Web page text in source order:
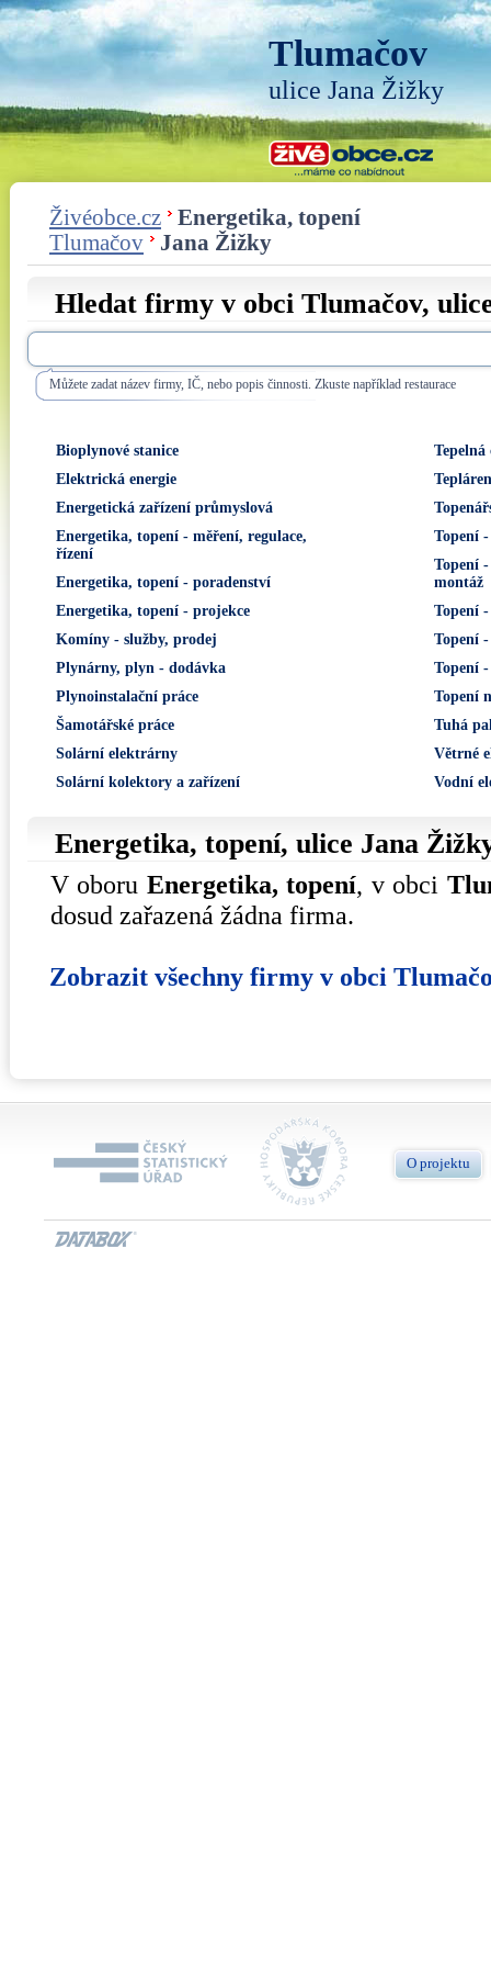
Tlumačov
ulice Jana Žižky
Živéobce.cz
Energetika, topení
Tlumačov
Jana Žižky
Hledat firmy v obci Tlumačov,
Můžete zadat název firmy, IČ, nebo popis činnosti. Zkuste například restaurace
Bioplynové stanice
Elektrická energie
Energetická zařízení průmyslová
Energetika, topení - měření, regulace,
řízení
Energetika, topení - poradenství
Energetika, topení - projekce
Komíny - služby, prodej
Plynárny, plyn - dodávka
Plynoinstalační práce
Šamotářské práce
Solární elektrárny
Solární kolektory a zařízení
Tepelná
Topení
Topení
montáž
Topení
Topení
Topení
Topení
Tuhá
Větrné
Vodní
Energetika, topení, ulice Jana
V oboru Energetika, topení, v obci
dosud zařazená žádna firma.
Zobrazit všechny firmy v obci
O projektu